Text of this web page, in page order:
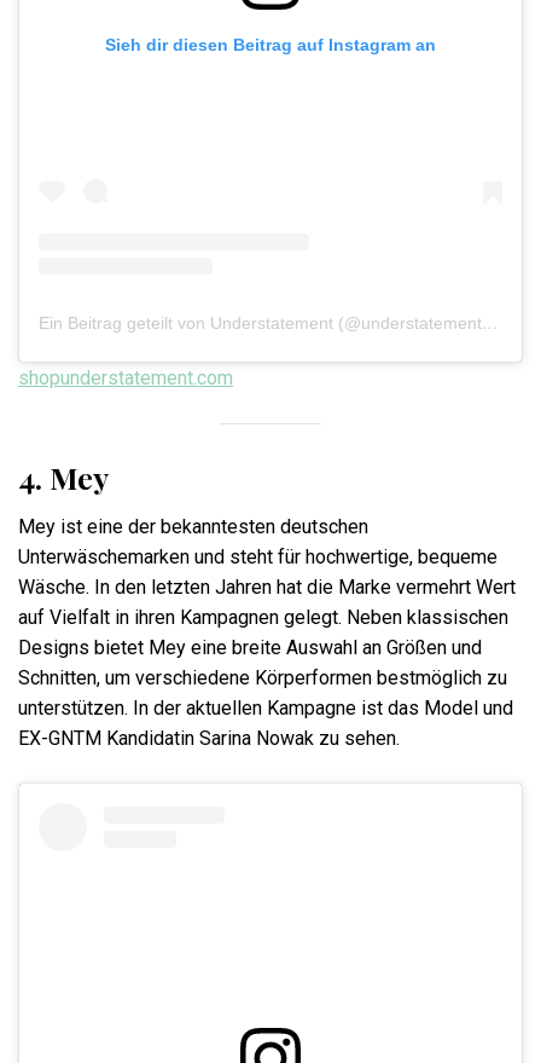
Sieh dir diesen Beitrag auf Instagram an
Ein Beitrag geteilt von Understatement (@understatement_underwear)
shopunderstatement.com
4. Mey
Mey ist eine der bekanntesten deutschen
Unterwäschemarken und steht für hochwertige, bequeme
Wäsche. In den letzten Jahren hat die Marke vermehrt Wert
auf Vielfalt in ihren Kampagnen gelegt. Neben klassischen
Designs bietet Mey eine breite Auswahl an Größen und
Schnitten, um verschiedene Körperformen bestmöglich zu
unterstützen. In der aktuellen Kampagne ist das Model und
EX-GNTM Kandidatin Sarina Nowak zu sehen.